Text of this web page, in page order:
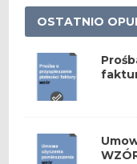
OSTATNIO